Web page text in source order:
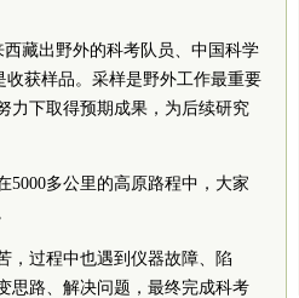
藏出野外的科考队员、中国 科学
获样品。采样是野外工作最重要
力下取得预期成果，为后续研究
5000多公里的高原路程中，大家
，过程中也遇到仪器故障、陷
思路、解决问题，最终完成科考